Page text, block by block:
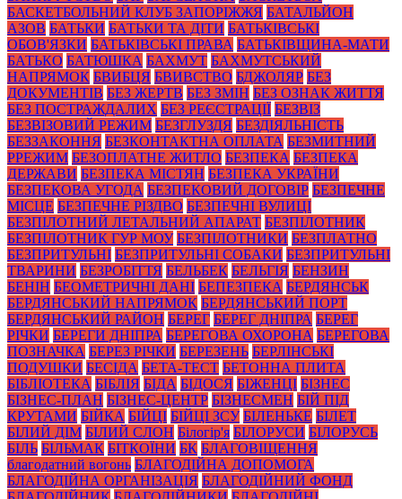
БАСКЕТБОЛЬНИЙ КЛУБ ЗАПОРІЖЖЯ БАТАЛЬЙОН
АЗОВ БАТЬКИ БАТЬКИ ТА ДІТИ БАТЬКІВСЬКІ
ОБОВ'ЯЗКИ БАТЬКІВСЬКІ ПРАВА БАТЬКІВЩИНА-МАТИ
БАТЬКО БАТЮШКА БАХМУТ БАХМУТСЬКИЙ
НАПРЯМОК БВИБЦЯ БВИВСТВО БДЖОЛЯР БЕЗ
ДОКУМЕНТІВ БЕЗ ЖЕРТВ БЕЗ ЗМІН БЕЗ ОЗНАК ЖИТТЯ
БЕЗ ПОСТРАЖДАЛИХ БЕЗ РЕЄСТРАЦІЇ БЕЗВІЗ
БЕЗВІЗОВИЙ РЕЖИМ БЕЗГЛУЗДЯ БЕЗДІЯЛЬНІСТЬ
БЕЗЗАКОННЯ БЕЗКОНТАКТНА ОПЛАТА БЕЗМИТНИЙ
РРЕЖИМ БЕЗОПЛАТНЕ ЖИТЛО БЕЗПЕКА БЕЗПЕКА
ДЕРЖАВИ БЕЗПЕКА МІСТЯН БЕЗПЕКА УКРАЇНИ
БЕЗПЕКОВА УГОДА БЕЗПЕКОВИЙ ДОГОВІР БЕЗПЕЧНЕ
МІСЦЕ БЕЗПЕЧНЕ РІЗДВО БЕЗПЕЧНІ ВУЛИЦІ
БЕЗПІЛОТНИЙ ЛЕТАЛЬНИЙ АПАРАТ БЕЗПІЛОТНИК
БЕЗПІЛОТНИК ГУР МОУ БЕЗПІЛОТНИКИ БЕЗПЛАТНО
БЕЗПРИТУЛЬНІ БЕЗПРИТУЛЬНІ СОБАКИ БЕЗПРИТУЛЬНІ
ТВАРИНИ БЕЗРОБІТТЯ БЕЛЬБЕК БЕЛЬГІЯ БЕНЗИН
БЕНІН БЕОМЕТРИЧНІ ДАНІ БЕПЕЗПЕКА БЕРДЯНСЬК
БЕРДЯНСЬКИЙ НАПРЯМОК БЕРДЯНСЬКИЙ ПОРТ
БЕРДЯНСЬКИЙ РАЙОН БЕРЕГ БЕРЕГ ДНІПРА БЕРЕГ
РІЧКИ БЕРЕГИ ДНІПРА БЕРЕГОВА ОХОРОНА БЕРЕГОВА
ПОЗНАЧКА БЕРЕЗ РІЧКИ БЕРЕЗЕНЬ БЕРЛІНСЬКІ
ПОДУШКИ БЕСІДА БЕТА-ТЕСТ БЕТОННА ПЛИТА
БІБЛІОТЕКА БІБЛІЯ БІДА БІДОСЯ БІЖЕНЦІ БІЗНЕС
БІЗНЕС-ПЛАН БІЗНЕС-ЦЕНТР БІЗНЕСМЕН БІЙ ПІД
КРУТАМИ БІЙКА БІЙЦІ БІЙЦІ ЗСУ БІЛЕНЬКЕ БІЛЕТ
БІЛИЙ ДІМ БІЛИЙ СЛОН Білогір'я БІЛОРУСИ БІЛОРУСЬ
БІЛЬ БІЛЬМАК БІТКОЇНИ БК БЛАГОВІЩЕННЯ
благодатний вогонь БЛАГОДІЙНА ДОПОМОГА
БЛАГОДІЙНА ОРГАНІЗАЦІЯ БЛАГОДІЙНИЙ ФОНД